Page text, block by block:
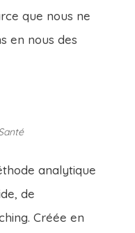
que nous ne
en nous des
analytique
de
Créée en